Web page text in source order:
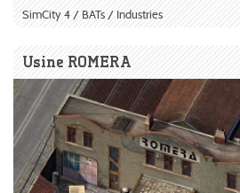
SimCity 4 / BATs / Industries
Usine ROMERA